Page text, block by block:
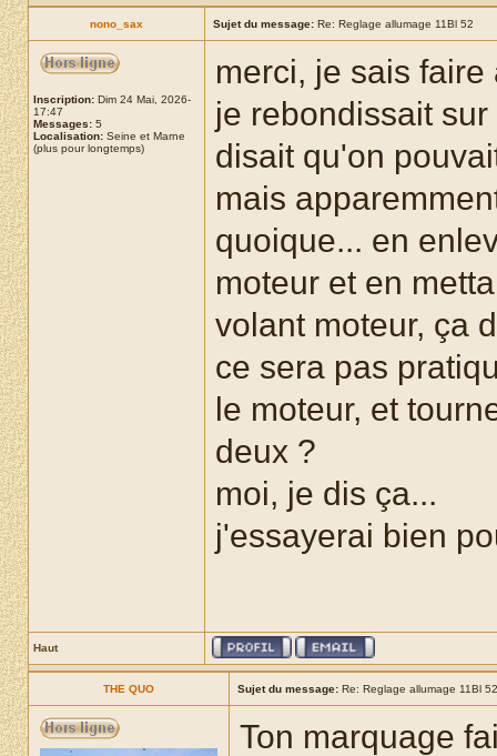
nono_sax Sujet du message: Re: Reglage allumage 11Bl 52
Inscription: Dim 24 Mai, 2026-
17:47
Messages: 5
Localisation: Seine et Marne
(plus pour longtemps)
merci, je sais
je rebondissait
disait qu'on
mais
quoique... en
moteur et en
volant moteur, ça
ce sera pas
le moteur, et
deux ?
moi, je dis ça...
j'essayerai bien
Haut
THE QUO Sujet du message: Re: Reglage allumage 11Bl 52
Ton marquage